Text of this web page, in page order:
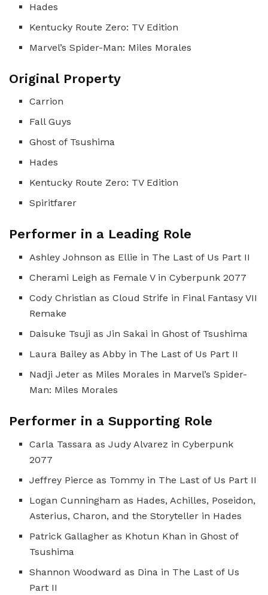
Hades
Kentucky Route Zero: TV Edition
Marvel’s Spider-Man: Miles Morales
Original Property
Carrion
Fall Guys
Ghost of Tsushima
Hades
Kentucky Route Zero: TV Edition
Spiritfarer
Performer in a Leading Role
Ashley Johnson as Ellie in The Last of Us Part II
Cherami Leigh as Female V in Cyberpunk 2077
Cody Christian as Cloud Strife in Final Fantasy VII
Remake
Daisuke Tsuji as Jin Sakai in Ghost of Tsushima
Laura Bailey as Abby in The Last of Us Part II
Nadji Jeter as Miles Morales in Marvel’s Spider-
Man: Miles Morales
Performer in a Supporting Role
Carla Tassara as Judy Alvarez in Cyberpunk
2077
Jeffrey Pierce as Tommy in The Last of Us Part II
Logan Cunningham as Hades, Achilles, Poseidon,
Asterius, Charon, and the Storyteller in Hades
Patrick Gallagher as Khotun Khan in Ghost of
Tsushima
Shannon Woodward as Dina in The Last of Us
Part II